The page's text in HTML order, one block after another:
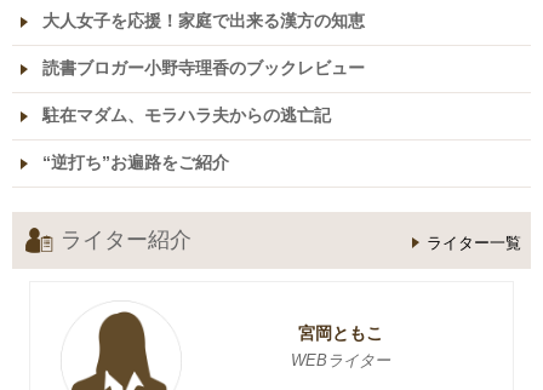
大人女子を応援！家庭で出来る漢方の知恵
読書ブロガー小野寺理香のブックレビュー
駐在マダム、モラハラ夫からの逃亡記
“逆打ち”お遍路をご紹介
ライター紹介 ライター一覧
宮岡ともこ
WEBライター